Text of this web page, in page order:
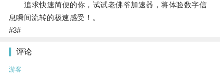
追求快速简便的你，试试老佛爷加速器，将体验数字信
息瞬间流转的极速感受！。
#3#
评论
游客